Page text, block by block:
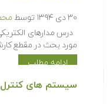
۳۰ دی ۱۳۹۴ توسط
درس مدارهای
مورد بحث در مقطع
ادامه مطلب
سیستم های